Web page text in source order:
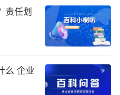
责任划
么 企业